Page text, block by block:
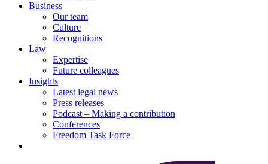
Business
Our team
Culture
Recognitions
Law
Expertise
Future colleagues
Insights
Latest legal news
Press releases
Podcast – Making a contribution
Conferences
Freedom Task Force